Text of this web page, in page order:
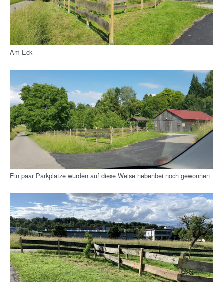
Am Eck
Ein paar Parkplätze wurden auf diese Weise nebenbei noch gewonnen